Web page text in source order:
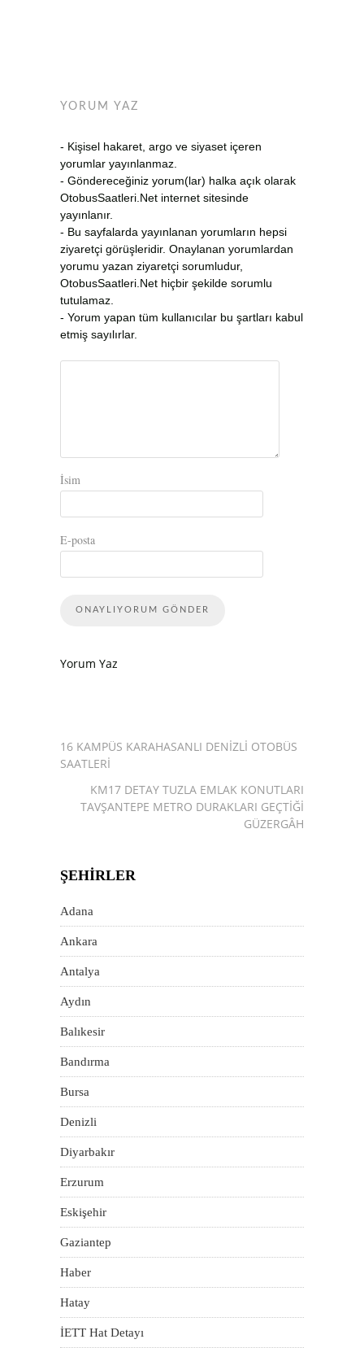
YORUM YAZ
- Kişisel hakaret, argo ve siyaset içeren
yorumlar yayınlanmaz.
- Göndereceğiniz yorum(lar) halka açık olarak
OtobusSaatleri.Net internet sitesinde
yayınlanır.
- Bu sayfalarda yayınlanan yorumların hepsi
ziyaretçi görüşleridir. Onaylanan yorumlardan
yorumu yazan ziyaretçi sorumludur,
OtobusSaatleri.Net hiçbir şekilde sorumlu
tutulamaz.
- Yorum yapan tüm kullanıcılar bu şartları kabul
etmiş sayılırlar.
İsim
E-posta
Yorum Yaz
16 KAMPÜS KARAHASANLI DENIZLI OTOBÜS
SAATLERI
KM17 DETAY TUZLA EMLAK KONUTLARI
TAVŞANTEPE METRO DURAKLARI GEÇTIĞI
GÜZERGÂH
ŞEHIRLER
Adana
Ankara
Antalya
Aydın
Balıkesir
Bandırma
Bursa
Denizli
Diyarbakır
Erzurum
Eskişehir
Gaziantep
Haber
Hatay
İETT Hat Detayı